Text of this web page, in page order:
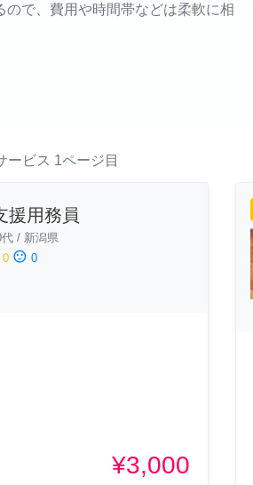
で、費用や時間帯などは柔軟に相
ービス 1ページ目
援用務員
/ 新潟県
0 sentiment_dissatisfied 0
¥3,000